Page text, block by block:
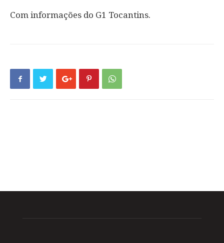
Com informações do G1 Tocantins.